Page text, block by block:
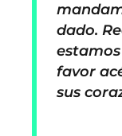
dado.
favor
sus